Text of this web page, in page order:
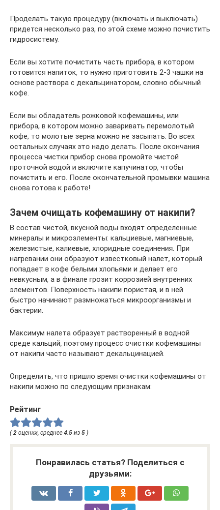
Проделать такую процедуру (включать и выключать)
придется несколько раз, по этой схеме можно почистить
гидросистему.
Если вы хотите почистить часть прибора, в котором
готовится напиток, то нужно приготовить 2-3 чашки на
основе раствора с декальцинатором, словно обычный
кофе.
Если вы обладатель рожковой кофемашины, или
прибора, в котором можно заваривать перемолотый
кофе, то молотые зерна можно не засыпать. Во всех
остальных случаях это надо делать. После окончания
процесса чистки прибор снова промойте чистой
проточной водой и включите капучинатор, чтобы
почистить и его. После окончательной промывки машина
снова готова к работе!
Зачем очищать кофемашину от накипи?
В состав чистой, вкусной воды входят определенные
минералы и микроэлементы: кальциевые, магниевые,
железистые, калиевые, хлоридные соединения. При
нагревании они образуют известковый налет, который
попадает в кофе белыми хлопьями и делает его
невкусным, а в финале грозит коррозией внутренних
элементов. Поверхность накипи пористая, и в ней
быстро начинают размножаться микроорганизмы и
бактерии.
Максимум налета образует растворенный в водной
среде кальций, поэтому процесс очистки кофемашины
от накипи часто называют декальцинацией.
Определить, что пришло время очистки кофемашины от
накипи можно по следующим признакам:
Рейтинг
(2 оценки, среднее 4.5 из 5 )
Понравилась статья? Поделиться с
друзьями: